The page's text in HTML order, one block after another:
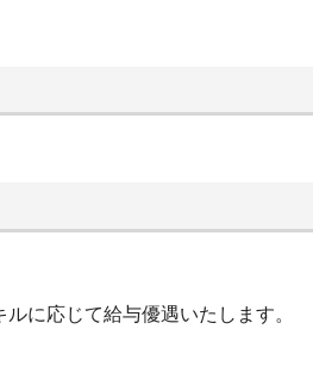
に応じて給与優遇いたします。